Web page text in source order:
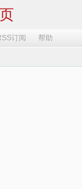
订阅 帮助